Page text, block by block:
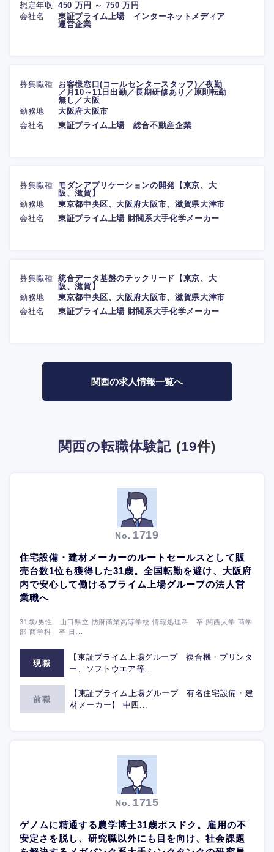
想定年収
450 万円 ～ 750 万円
会社名
東証プライム上場 インターネットメディア
運営企業
募集職種
お客様窓口(コールセンタースタッフ)／夜勤
／月10～11日出勤／長期研修あり／原則転勤
無し／大阪
勤務地
大阪府大阪市
会社名
東証プライム上場 総合不動産企業
募集職種
モダンアプリケーションの開発【東京、大
阪、滋賀】
勤務地
東京都中央区、大阪府大阪市、滋賀県大津市
会社名
東証プライム上場 財閥系大手化学メーカー
募集職種 統合データ基盤のテックリード【東京、大
阪、滋賀】
勤務地
東京都中央区、大阪府大阪市、滋賀県大津市
会社名
東証プライム上場 財閥系大手化学メーカー
関西の求人情報一覧へ
関西の転職体験記 (19件)
No. 1719
住宅設備・建材メーカーのルートセールスとして販
売台数1位も獲得した31歳。全国転勤を避け、大阪府
内で安心して働けるプライム上場グループの法人営
業職へ
31歳/男性 山口県立 防府商業高等学校 情報処理科 卒 関西大学 商学
部 商学科 卒 日...
現職
【東証プライム上場グループ 複合機・プリンタ
ー、ソフトウエア等...
前職
【東証プライム上場グループ 有名住宅設備・建
材メーカー】 中四...
No. 1715
ゲノムに精通する農学博士31歳ポスドク。雇用の不
安定さを脱し、研究職以外にも目を向け、社会課題